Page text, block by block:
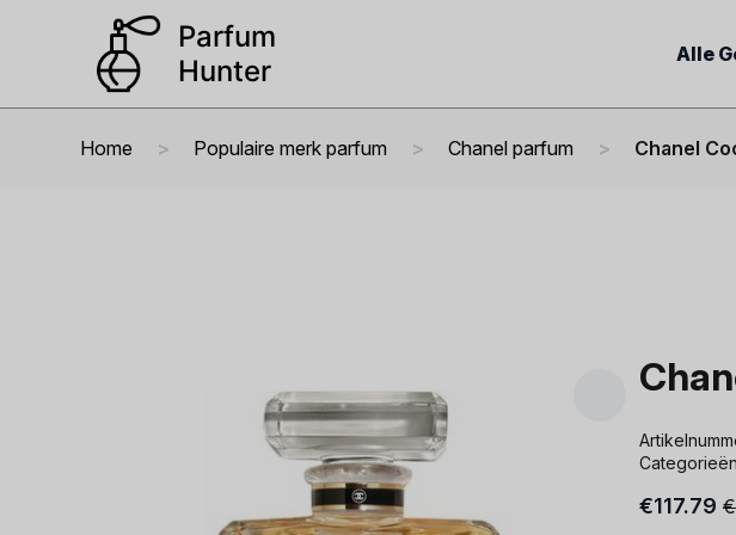
Alle
Home Populaire merk parfum Chanel parfum Chanel
€
€117.79
Huidige